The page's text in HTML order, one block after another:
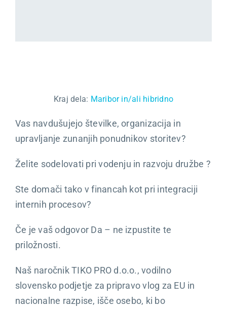
Kraj dela: Maribor in/ali hibridno
Vas navdušujejo številke, organizacija in
upravljanje zunanjih ponudnikov storitev?
Želite sodelovati pri vodenju in razvoju družbe ?
Ste domači tako v financah kot pri integraciji
internih procesov?
Če je vaš odgovor Da – ne izpustite te
priložnosti.
Naš naročnik TIKO PRO d.o.o., vodilno
slovensko podjetje za pripravo vlog za EU in
nacionalne razpise, išče osebo, ki bo